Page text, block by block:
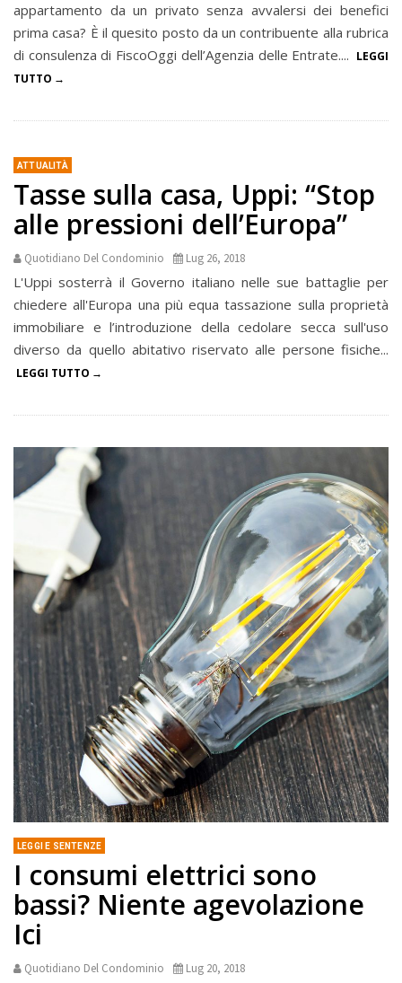
appartamento da un privato senza avvalersi dei benefici
prima casa? È il quesito posto da un contribuente alla rubrica
di consulenza di FiscoOggi dell’Agenzia delle Entrate.... LEGGI
TUTTO
ATTUALITÀ
Tasse sulla casa, Uppi: “Stop
alle pressioni dell’Europa”
Quotidiano Del Condominio Lug 26, 2018
L'Uppi sosterrà il Governo italiano nelle sue battaglie per
chiedere all'Europa una più equa tassazione sulla proprietà
immobiliare e l’introduzione della cedolare secca sull'uso
diverso da quello abitativo riservato alle persone fisiche...
LEGGI TUTTO
LEGGI E SENTENZE
I consumi elettrici sono
bassi? Niente agevolazione
Ici
Quotidiano Del Condominio Lug 20, 2018